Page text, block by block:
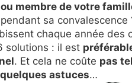
membre de votre
sa convalescence
chaque année des
solutions : il est
. Et cela ne coûte pas
quelques astuces…